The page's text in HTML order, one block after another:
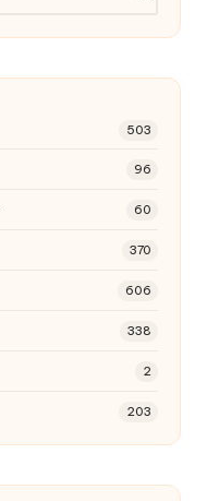
503
96
60
370
606
338
2
203